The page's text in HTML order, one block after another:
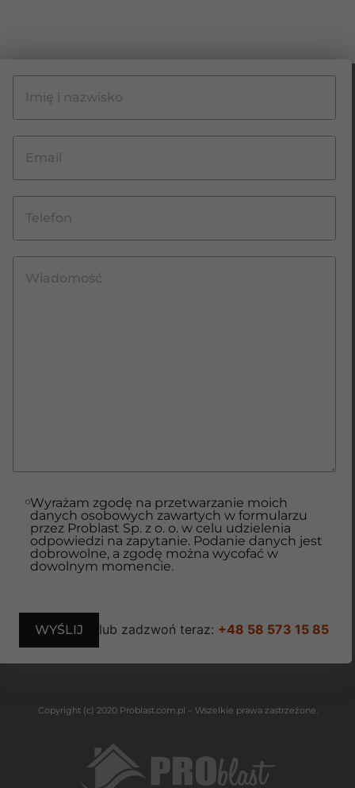
Wyrażam zgodę na przetwarzanie moich
danych osobowych zawartych w formularzu
przez Problast Sp. z o. o. w celu udzielenia
odpowiedzi na zapytanie. Podanie danych jest
dobrowolne, a zgodę można wycofać w
dowolnym momencie.
lub zadzwoń teraz: +48 58 573 15 85
Copyright (c) 2020 Problast.com.pl – Wszelkie prawa zastrzeżone.